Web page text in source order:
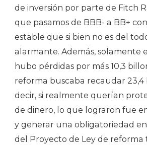
de inversión por parte de Fitch
que pasamos de BBB- a BB+
estable que si bien no es del
alarmante. Además, solamente
hubo pérdidas por más 10,3
reforma buscaba recaudar 23,4
decir, si realmente querían
de dinero, lo que lograron fue
y generar una obligatoriedad
del Proyecto de Ley de reforma